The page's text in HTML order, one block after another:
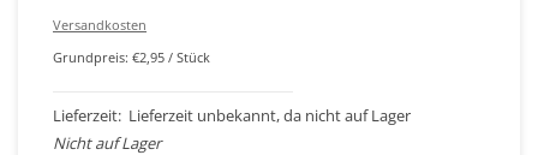
Versandkosten
Grundpreis: €2,95 / Stück
Lieferzeit: Lieferzeit unbekannt, da nicht auf Lager
Nicht auf Lager